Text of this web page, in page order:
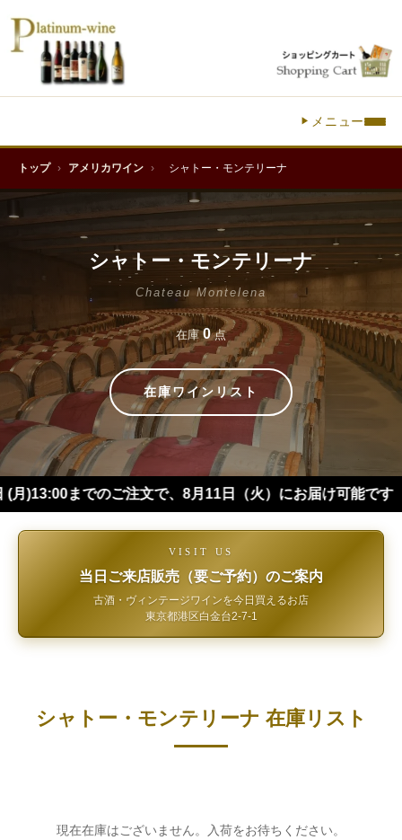
メニュー
トップ › アメリカワイン › シャトー・モンテリーナ
シャトー・モンテリーナ
Chateau Montelena
在庫0点
在庫ワインリスト
注文で、8月11日（火）にお届け可能です（※四国・中
VISIT US
当日ご来店販売（要ご予約）のご案内
古酒・ヴィンテージワインを今日買えるお店
東京都港区白金台2-7-1
シャトー・モンテリーナ 在庫リスト
現在在庫はございません。入荷をお待ちください。